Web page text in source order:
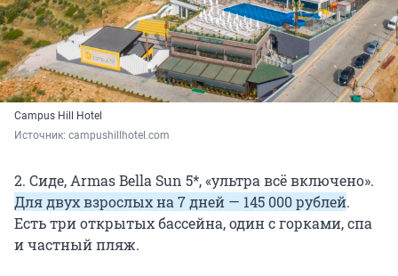
Campus Hill Hotel
Источник: campushillhotel.com
2. Сиде, Armas Bella Sun 5*, «ультра всё включено».
Для двух взрослых на 7 дней — 145 000 рублей.
Есть три открытых бассейна, один с горками, спа
и частный пляж.